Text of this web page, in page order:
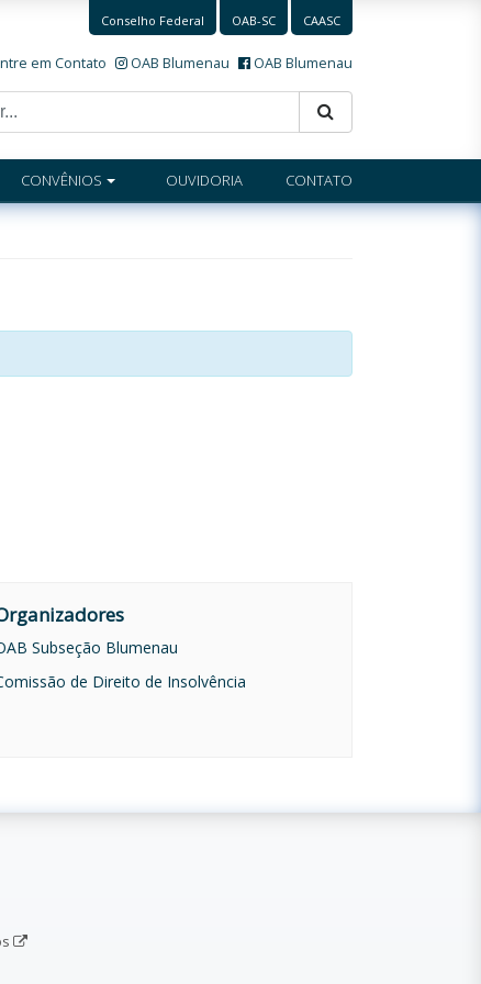
Conselho Federal OAB-SC CAASC
em Contato OAB Blumenau OAB Blumenau
CONVÊNIOS OUVIDORIA CONTATO
Subseção Blumenau
de Direito de Insolvência